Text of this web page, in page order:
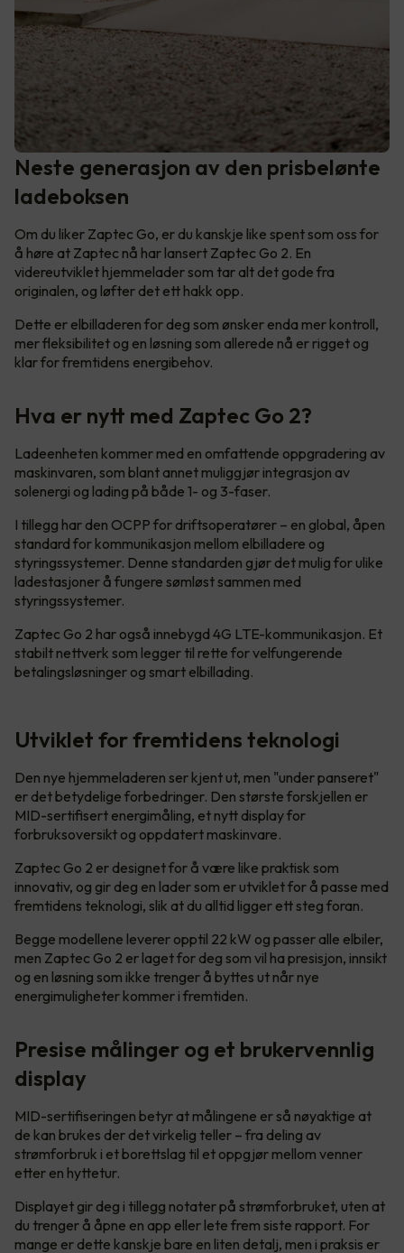
Neste generasjon av den prisbelønte
ladeboksen
Om du liker Zaptec Go, er du kanskje like spent som oss for
å høre at Zaptec nå har lansert Zaptec Go 2. En
videreutviklet hjemmelader som tar alt det gode fra
originalen, og løfter det ett hakk opp.
Dette er elbilladeren for deg som ønsker enda mer kontroll,
mer fleksibilitet og en løsning som allerede nå er rigget og
klar for fremtidens energibehov.
Hva er nytt med Zaptec Go 2?
Ladeenheten kommer med en omfattende oppgradering av
maskinvaren, som blant annet muliggjør integrasjon av
solenergi og lading på både 1- og 3-faser.
I tillegg har den OCPP for driftsoperatører – en global, åpen
standard for kommunikasjon mellom elbilladere og
styringssystemer. Denne standarden gjør det mulig for ulike
ladestasjoner å fungere sømløst sammen med
styringssystemer.
Zaptec Go 2 har også innebygd 4G LTE-kommunikasjon. Et
stabilt nettverk som legger til rette for velfungerende
betalingsløsninger og smart elbillading.
Utviklet for fremtidens teknologi
Den nye hjemmeladeren ser kjent ut, men "under panseret"
er det betydelige forbedringer. Den største forskjellen er
MID-sertifisert energimåling, et nytt display for
forbruksoversikt og oppdatert maskinvare.
Zaptec Go 2 er designet for å være like praktisk som
innovativ, og gir deg en lader som er utviklet for å passe med
fremtidens teknologi, slik at du alltid ligger ett steg foran.
Begge modellene leverer opptil 22 kW og passer alle elbiler,
men Zaptec Go 2 er laget for deg som vil ha presisjon, innsikt
og en løsning som ikke trenger å byttes ut når nye
energimuligheter kommer i fremtiden.
Presise målinger og et brukervennlig
display
MID-sertifiseringen betyr at målingene er så nøyaktige at
de kan brukes der det virkelig teller – fra deling av
strømforbruk i et borettslag til et oppgjør mellom venner
etter en hyttetur.
Displayet gir deg i tillegg notater på strømforbruket, uten at
du trenger å åpne en app eller lete frem siste rapport. For
mange er dette kanskje bare en liten detalj, men i praksis er